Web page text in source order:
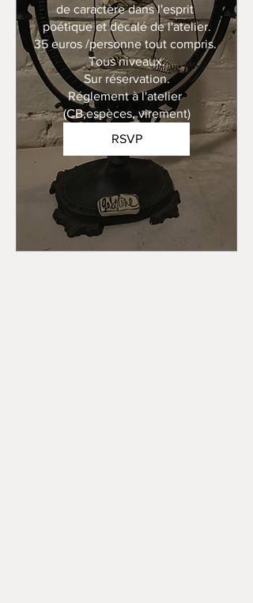
de caractère dans l'esprit
poétique et décalé de l'atelier.
35 euros /personne tout compris.
Tous niveaux.
Sur réservation.
Réglement à l'atelier
(CB,espèces, virement)
RSVP